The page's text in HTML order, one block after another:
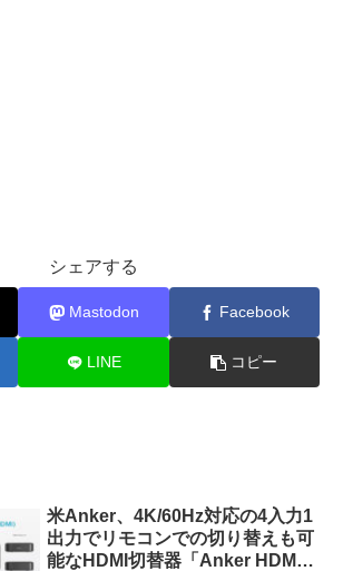
シェアする
Mastodon Facebook
LINE コピー
米Anker、4K/60Hz対応の4入力1
出力でリモコンでの切り替えも可
能なHDMI切替器「Anker HDMI